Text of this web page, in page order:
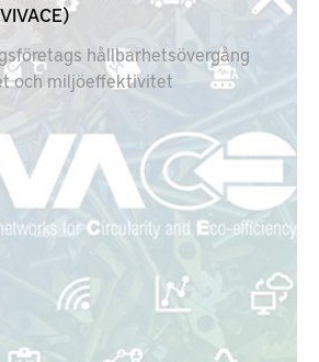
hållbarhetsövergång
och miljöeffektivitet